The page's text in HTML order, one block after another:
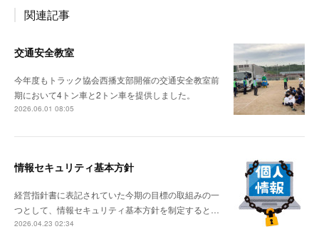
関連記事
交通安全教室
今年度もトラック協会西播支部開催の交通安全教室前
期において4トン車と2トン車を提供しました。
2026.06.01 08:05
情報セキュリティ基本方針
経営指針書に表記されていた今期の目標の取組みの一
つとして、情報セキュリティ基本方針を制定すると…
2026.04.23 02:34